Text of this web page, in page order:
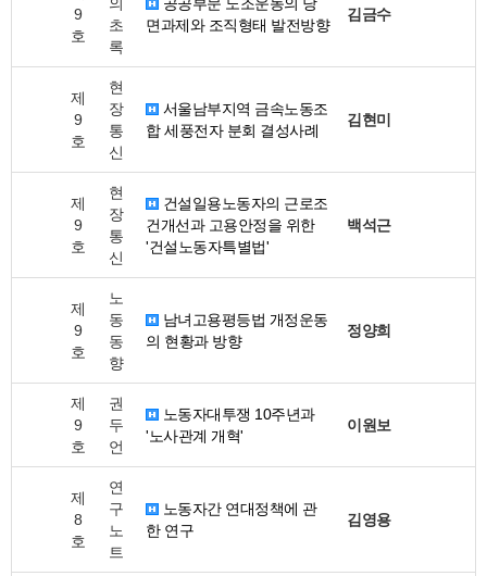
9
호
초
록
면과제와 조직형태 발전방향
김금수
제
9
호
현
장
통
신
서울남부지역 금속노동조
합 세풍전자 분회 결성사례
김현미
제
9
호
현
장
통
신
건설일용노동자의 근로조
건개선과 고용안정을 위한
'건설노동자특별법'
백석근
제
9
호
노
동
동
향
남녀고용평등법 개정운동
의 현황과 방향
정양희
제
9
호
권
두
언
노동자대투쟁 10주년과
'노사관계 개혁'
이원보
제
8
호
연
구
노
트
노동자간 연대정책에 관
한 연구
김영용